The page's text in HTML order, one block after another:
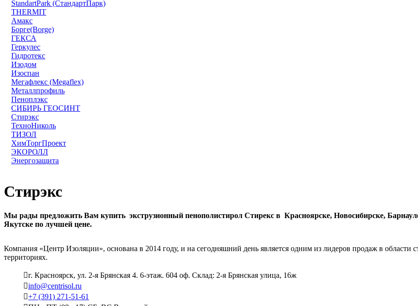
StandartPark (СтандартПарк)
THERMIT
Амакс
Борге(Borge)
ГЕКСА
Геркулес
Гидротекс
Изодом
Изоспан
Мегафлекс (Megaflex)
Металлпрофиль
Пеноплэкс
СИБИРЬ ГЕОСИНТ
Стирэкс
ТехноНиколь
ТИЗОЛ
ХимТоргПроект
ЭКОРОЛЛ
Энергозащита
Стирэкс
Мы рады предложить Вам купить экструзионный пенополистирол Стирекс в Красноярске, Новосибирске,
Якутске по лучшей цене.
Компания «Центр Изоляции», основана в 2014 году, и на сегодняшний день является одним из лидеров продаж в области
территориях.
г. Красноярск, ул. 2-я Брянская 4. 6-этаж. 604 оф. Склад: 2-я Брянская улица, 16ж
info@centrisol.ru
+7 (391) 271-51-61